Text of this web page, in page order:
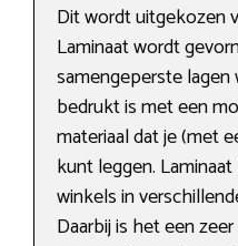
Dit wordt uitgekozen
Laminaat wordt
samengeperste
bedrukt is met een
materiaal dat je (met
kunt leggen.
winkels in
Daarbij is het een